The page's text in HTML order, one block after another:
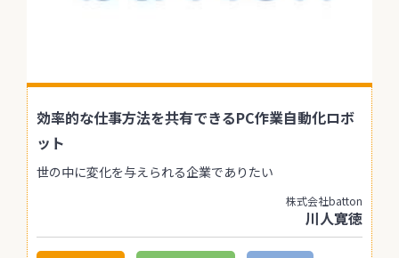
効率的な仕事方法を共有できるPC作業自動化ロボ
ット
世の中に変化を与えられる企業でありたい
株式会社batton
川人寛徳